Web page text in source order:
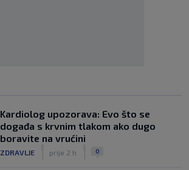
Kardiolog upozorava: Evo što se
događa s krvnim tlakom ako dugo
boravite na vrućini
ZDRAVLJE prije 2 h 0